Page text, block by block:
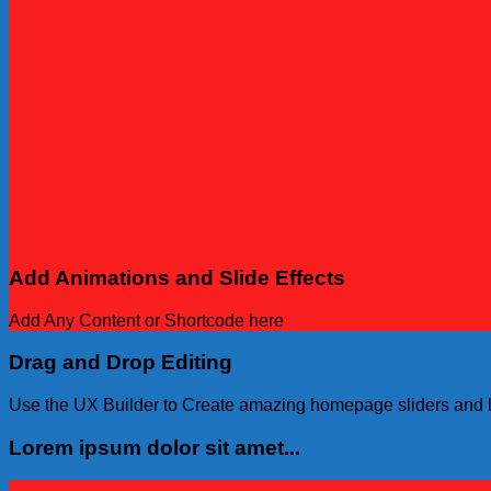
Add Animations and Slide Effects
Add Any Content or Shortcode here
Drag and Drop Editing
Use the UX Builder to Create amazing homepage sliders and
Lorem ipsum dolor sit amet...